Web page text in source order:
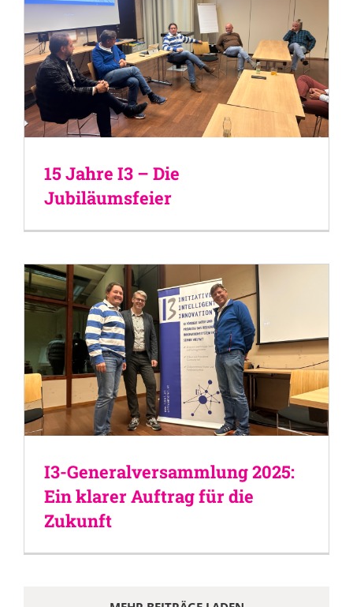
15 Jahre I3 – Die
Jubiläumsfeier
I3-Generalversammlung 2025:
Ein klarer Auftrag für die
Zukunft